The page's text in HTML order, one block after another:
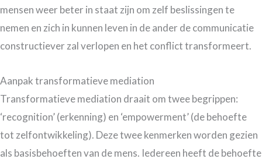
mensen weer beter in staat zijn om zelf beslissingen te
nemen en zich in kunnen leven in de ander de communicatie
constructiever zal verlopen en het conflict transformeert.
Aanpak transformatieve mediation
Transformatieve mediation draait om twee begrippen:
‘recognition’ (erkenning) en ‘empowerment’ (de behoefte
tot zelfontwikkeling). Deze twee kenmerken worden gezien
als basisbehoeften van de mens. Iedereen heeft de behoefte